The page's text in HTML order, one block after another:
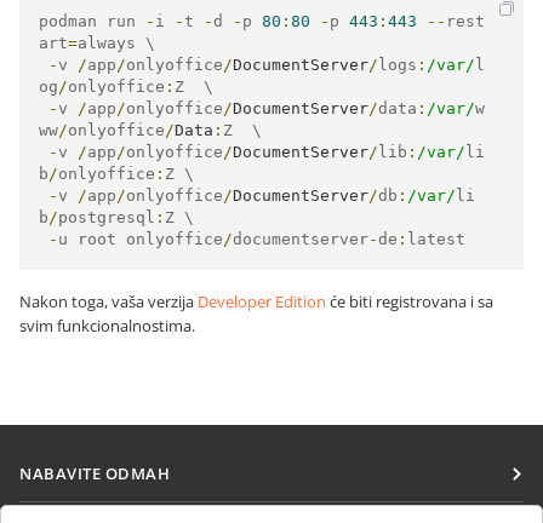
podman run - i -t -d - p 80 : 80 - p 443 : 443 -- rest
art=always \
-v /app/onlyoffice/DocumentServer/ logs : /var/ l
og/onlyoffice : Z  \
-v /app/onlyoffice/DocumentServer/data : /var/w
ww/onlyoffice/Data : Z  \
-v /app/onlyoffice/DocumentServer/ lib : /var/ li
b/onlyoffice : Z \
-v /app/onlyoffice/DocumentServer/db : /var/ li
b/postgresql : Z \
- u root onlyoffice/documentserver-de : latest
Nakon toga, vaša verzija Developer Edition će biti registrovana i sa
svim funkcionalnostima.
NABAVITE ODMAH
Docs